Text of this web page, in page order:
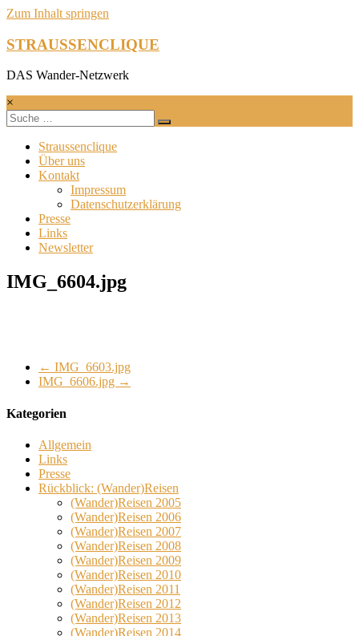
Zum Inhalt springen
STRAUSSENCLIQUE
DAS Wander-Netzwerk
×
Straussenclique
Über uns
Kontakt
Impressum
Datenschutzerklärung
Presse
Links
Newsletter
IMG_6604.jpg
← IMG_6603.jpg
IMG_6606.jpg →
Kategorien
Allgemein
Links
Presse
Rückblick: (Wander)Reisen
(Wander)Reisen 2005
(Wander)Reisen 2006
(Wander)Reisen 2007
(Wander)Reisen 2008
(Wander)Reisen 2009
(Wander)Reisen 2010
(Wander)Reisen 2011
(Wander)Reisen 2012
(Wander)Reisen 2013
(Wander)Reisen 2014